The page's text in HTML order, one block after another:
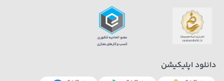
دانلود اپلیکیشن